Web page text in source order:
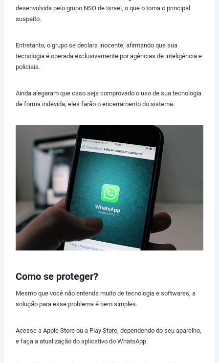
desenvolvida pelo grupo NSO de Israel, o que o torna o principal
suspeito.
Entretanto, o grupo se declara inocente, afirmando que sua
tecnologia é operada exclusivamente por agências de inteligência e
policiais.
Ainda alegaram que caso seja comprovado o uso de sua tecnologia
de forma indevida, eles farão o encerramento do sistema.
Como se proteger?
Mesmo que você não entenda muito de tecnologia e softwares, a
solução para esse problema é bem simples.
Acesse a Apple Store ou a Play Store, dependendo do seu aparelho,
e faça a atualização do aplicativo do WhatsApp.